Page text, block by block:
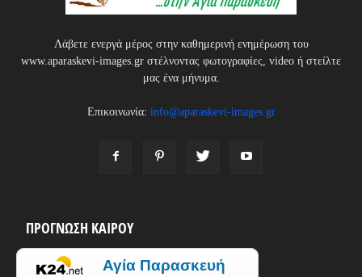
Λάβετε ενεργά μέρος στην καθημερινή ενημέρωση του
www.aparaskevi-images.gr στέλνοντας φωτογραφίες, video ή στείλτε
μας ένα μήνυμα.
Επικοινωνία: info@aparaskevi-images.gr
ΠΡΟΓΝΩΣΗ ΚΑΙΡΟΥ